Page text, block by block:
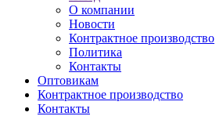
О компании
Новости
Контрактное производство
Политика
Контакты
Оптовикам
Контрактное производство
Контакты